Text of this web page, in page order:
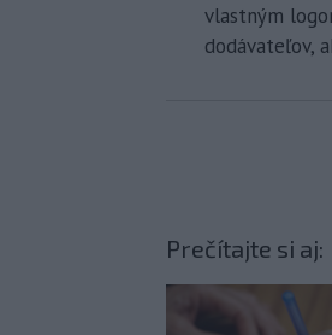
vlastným
dodávateľov,
Prečítajte si aj: